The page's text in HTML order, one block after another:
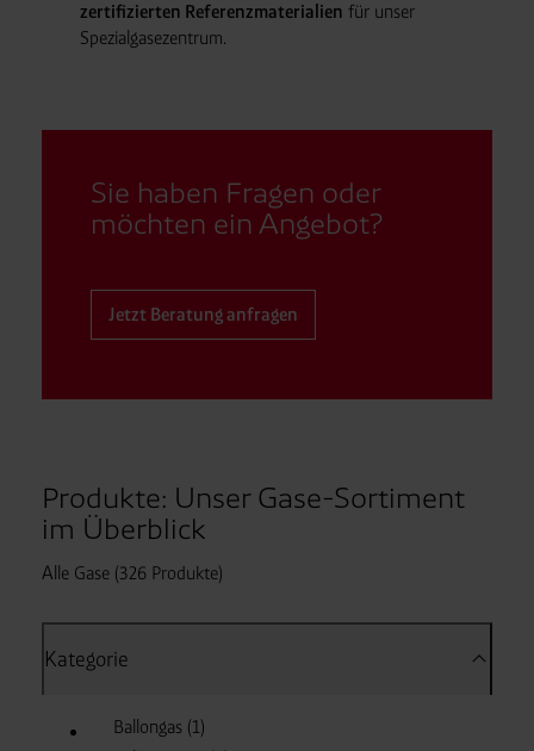
zertifizierten Referenzmaterialien für unser
Spezialgasezentrum.
Sie haben Fragen oder
möchten ein Angebot?
Jetzt Beratung anfragen
Produkte: Unser Gase-Sortiment
im Überblick